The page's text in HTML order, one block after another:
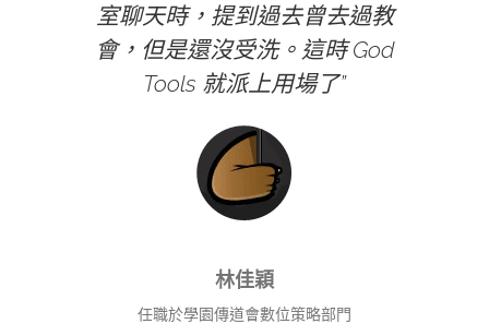
室聊天時，提到過去曾去過教
會，但是還沒受洗。這時 God
Tools 就派上用場了”
林佳穎
任職於學園傳道會數位策略部門